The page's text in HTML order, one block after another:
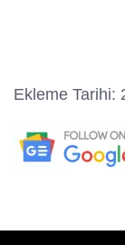
Ekleme Tarihi: